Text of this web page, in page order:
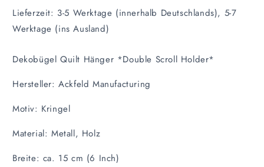
Lieferzeit: 3-5 Werktage (innerhalb Deutschlands), 5-7
Werktage (ins Ausland)
Dekobügel Quilt Hänger *Double Scroll Holder*
Hersteller: Ackfeld Manufacturing
Motiv: Kringel
Material: Metall, Holz
Breite: ca. 15 cm (6 Inch)